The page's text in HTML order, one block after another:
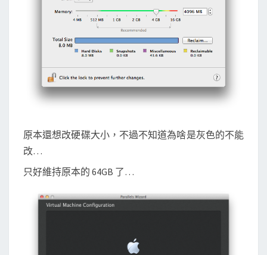
原本還想改硬碟大小，不過不知道為啥是灰色的不能
改…
只好維持原本的 64GB 了…